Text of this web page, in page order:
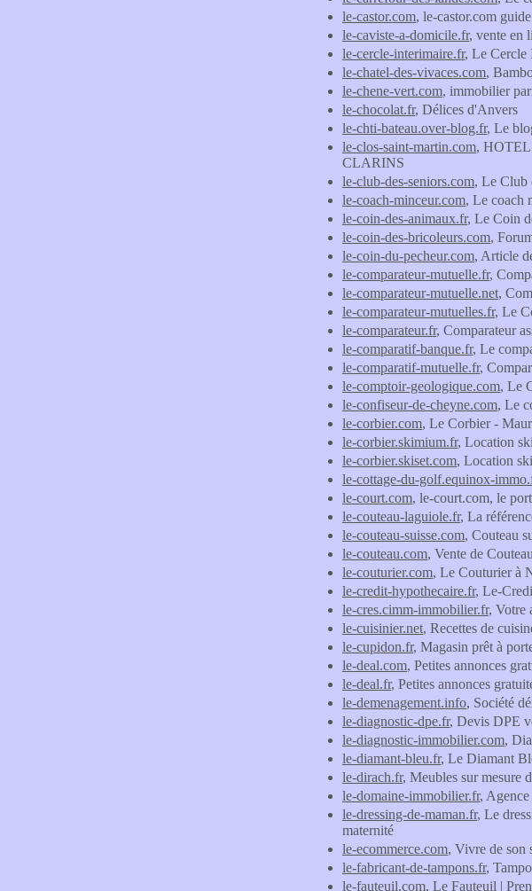
le-castor.com, le-castor.com
le-caviste-a-domicile.fr, vente en
le-cercle-interimaire.fr, Le Cercle
le-chatel-des-vivaces.com,
le-chene-vert.com, immobilier
le-chocolat.fr, Délices d'Anvers
le-chti-bateau.over-blog.fr, Le
le-clos-saint-martin.com,
CLARINS
le-club-des-seniors.com, Le Club
le-coach-minceur.com, Le coach
le-coin-des-animaux.fr, Le Coin
le-coin-des-bricoleurs.com,
le-coin-du-pecheur.com, Article
le-comparateur-mutuelle.fr,
le-comparateur-mutuelle.net,
le-comparateur-mutuelles.fr, Le
le-comparateur.fr, Comparateur
le-comparatif-banque.fr, Le
le-comparatif-mutuelle.fr,
le-comptoir-geologique.com, Le
le-confiseur-de-cheyne.com, Le
le-corbier.com, Le Corbier -
le-corbier.skimium.fr, Location
le-corbier.skiset.com, Location
le-cottage-du-golf.equinox-
le-court.com, le-court.com, le
le-couteau-laguiole.fr, La
le-couteau-suisse.com, Couteau
le-couteau.com, Vente de
le-couturier.com, Le Couturier à
le-credit-hypothecaire.fr, Le-
le-cres.cimm-immobilier.fr, Votre
le-cuisinier.net, Recettes de
le-cupidon.fr, Magasin prêt à
le-deal.com, Petites annonces
le-deal.fr, Petites annonces
le-demenagement.info, Société
le-diagnostic-dpe.fr, Devis DPE
le-diagnostic-immobilier.com,
le-diamant-bleu.fr, Le Diamant
le-dirach.fr, Meubles sur mesure
le-domaine-immobilier.fr,
le-dressing-de-maman.fr, Le
maternité
le-ecommerce.com, Vivre de son
le-fabricant-de-tampons.fr,
le-fauteuil.com, Le Fauteuil |